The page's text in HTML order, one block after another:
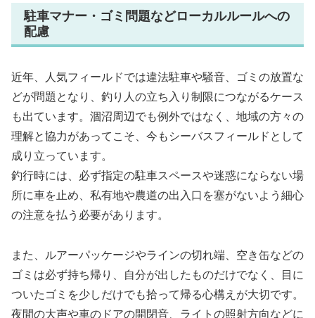
駐車マナー・ゴミ問題などローカルルールへの
配慮
近年、人気フィールドでは違法駐車や騒音、ゴミの放置な
どが問題となり、釣り人の立ち入り制限につながるケース
も出ています。涸沼周辺でも例外ではなく、地域の方々の
理解と協力があってこそ、今もシーバスフィールドとして
成り立っています。
釣行時には、必ず指定の駐車スペースや迷惑にならない場
所に車を止め、私有地や農道の出入口を塞がないよう細心
の注意を払う必要があります。
また、ルアーパッケージやラインの切れ端、空き缶などの
ゴミは必ず持ち帰り、自分が出したものだけでなく、目に
ついたゴミを少しだけでも拾って帰る心構えが大切です。
夜間の大声や車のドアの開閉音、ライトの照射方向などに